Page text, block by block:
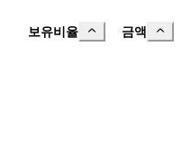
보유비율 금액